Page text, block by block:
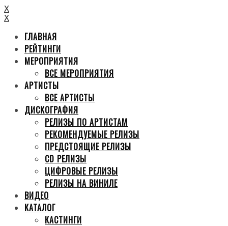
X
X
ГЛАВНАЯ
РЕЙТИНГИ
МЕРОПРИЯТИЯ
ВСЕ МЕРОПРИЯТИЯ
АРТИСТЫ
ВСЕ АРТИСТЫ
ДИСКОГРАФИЯ
РЕЛИЗЫ ПО АРТИСТАМ
РЕКОМЕНДУЕМЫЕ РЕЛИЗЫ
ПРЕДСТОЯЩИЕ РЕЛИЗЫ
CD РЕЛИЗЫ
ЦИФРОВЫЕ РЕЛИЗЫ
РЕЛИЗЫ НА ВИНИЛЕ
ВИДЕО
КАТАЛОГ
КАСТИНГИ